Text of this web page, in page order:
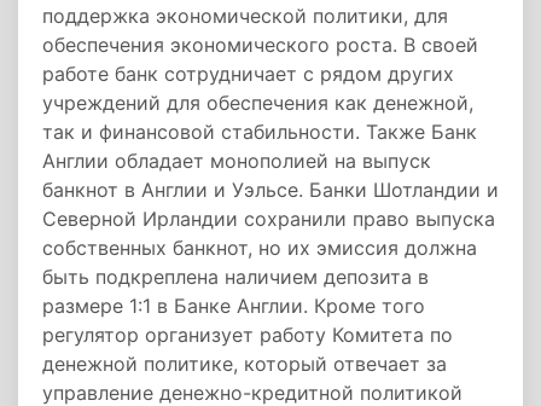
поддержка экономической политики, для
обеспечения экономического роста. В своей
работе банк сотрудничает с рядом других
учреждений для обеспечения как денежной,
так и финансовой стабильности. Также Банк
Англии обладает монополией на выпуск
банкнот в Англии и Уэльсе. Банки Шотландии и
Северной Ирландии сохранили право выпуска
собственных банкнот, но их эмиссия должна
быть подкреплена наличием депозита в
размере 1:1 в Банке Англии. Кроме того
регулятор организует работу Комитета по
денежной политике, который отвечает за
управление денежно-кредитной политикой